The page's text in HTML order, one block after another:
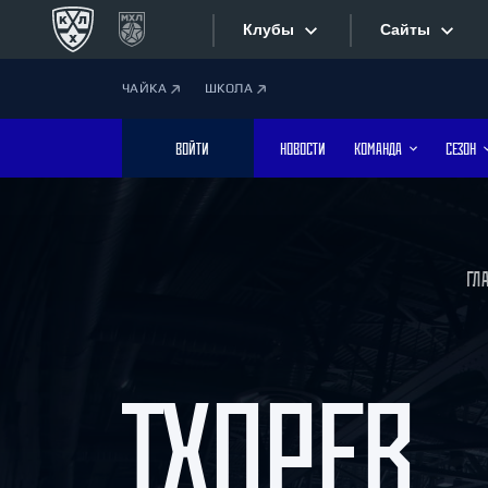
Клубы
Дивизион Боброва
Лада
Динамо М
Сайты
ЧАЙКА ШКОЛА
ВОЙТИ НОВОСТИ КОМАНДА СЕЗОН
ТХОРЕВ